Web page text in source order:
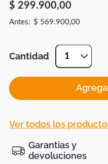
$ 299.900,00
$ 569.900,00
Cantidad 1
Ver todos los
Garantias y
devoluciones